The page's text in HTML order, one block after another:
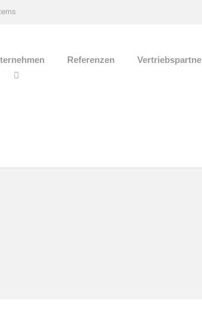
Referenzen